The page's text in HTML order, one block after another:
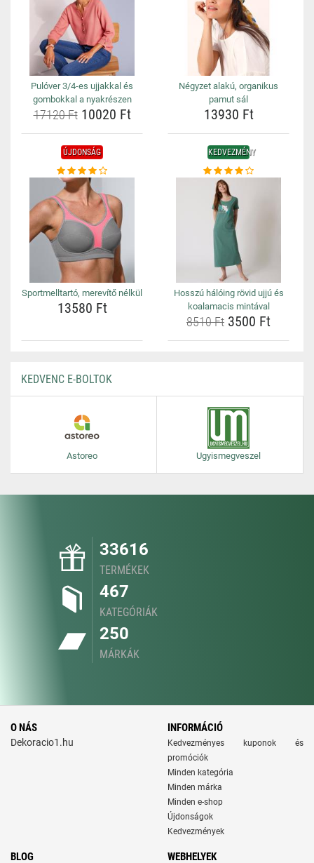
Pulóver 3/4-es ujjakkal és
gombokkal a nyakrészen
17120 Ft10020 Ft
Négyzet alakú, organikus
pamut sál
13930 Ft
ÚJDONSÁG
Sportmelltartó, merevítő nélkül
13580 Ft
KEDVEZMÉNY
Hosszú hálóing rövid ujjú és
koalamacis mintával
8510 Ft 3500 Ft
KEDVENC E-BOLTOK
Astoreo Ugyismegveszel
33616
TERMÉKEK
467
KATEGÓRIÁK
250
MÁRKÁK
O NÁS
Dekoracio1.hu
INFORMÁCIÓ
Kedvezményes kuponok és
promóciók
Minden kategória
Minden márka
Minden e-shop
Újdonságok
Kedvezmények
BLOG WEBHELYEK